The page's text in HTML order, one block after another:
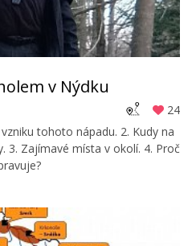
v Nýdku
24
tohoto nápadu. 2. Kudy na
3. Zajímavé místa v okolí. 4. Proč